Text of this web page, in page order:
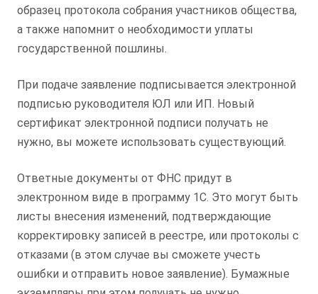
образец протокола собрания участников общества,
а также напомнит о необходимости уплаты
государственной пошлины.
При подаче заявление подписывается электронной
подписью руководителя ЮЛ или ИП. Новый
сертификат электронной подписи получать не
нужно, вы можете использовать существующий.
Ответные документы от ФНС придут в
электронном виде в программу 1С. Это могут быть
листы внесения изменений, подтверждающие
корректировку записей в реестре, или протоколы с
отказами (в этом случае вы сможете учесть
ошибки и отправить новое заявление). Бумажные